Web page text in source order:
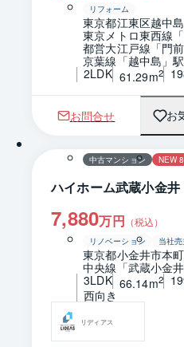
リフォーム
東京都江東区越中
東京メトロ東西線
都営大江戸線「門
京葉線「越中島」
2LDK 61.29m2
お問合せ お
中古マンション NEW
ハイホーム武蔵小金井
7,880万円 （税込）
リノベーション 当社売
東京都小金井市本
中央線「武蔵小金
3LDK 66.14m2
西向き
リディアス